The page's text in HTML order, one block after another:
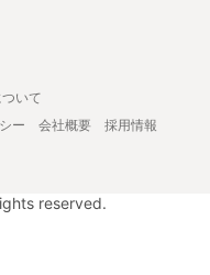
いて
ー 会社概要
採用情報
reserved.